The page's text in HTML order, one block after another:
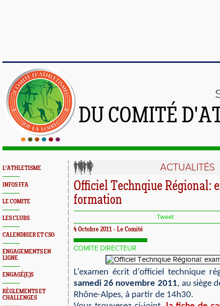
DU COMITÉ
L'ATHLETISME
INFOS FFA
LE COMITE
LES CLUBS
CALENDRIER ET CSO
ENGAGEMENTS EN
LIGNE
ENGAGÉ(E)S
RÈGLEMENTS ET
CHALLENGES
ACTUALITÉS
Officiel Technqiue Régional:
formation
Tweet
4 Octobre 2011 - Le Comité
COMITE DIRECTEUR
L’examen écrit d’officiel technique
samedi 26 novembre 2011, au siège
Rhône-Alpes, à partir de 14h30.